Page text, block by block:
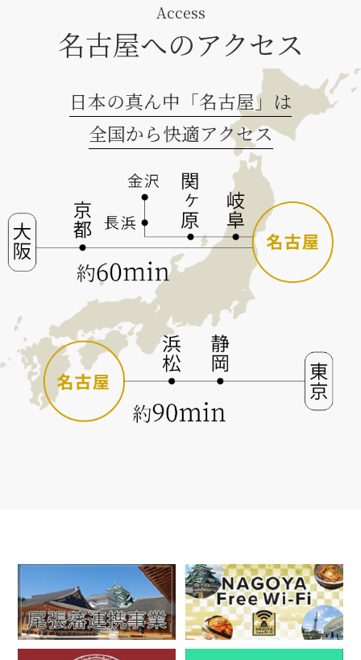
Access
名古屋へのアクセス
日本の真ん中「名古屋」は
全国から快適アクセス